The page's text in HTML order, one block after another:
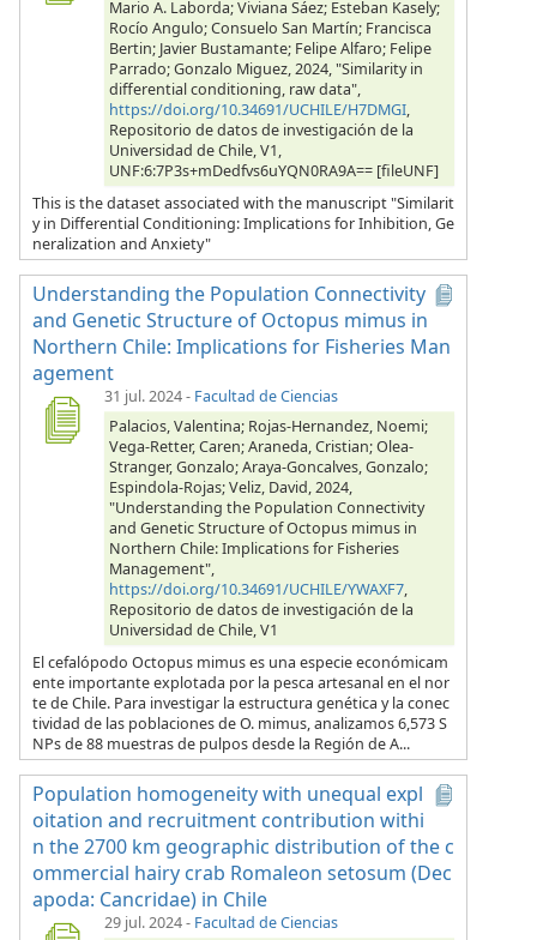
Mario A. Laborda; Viviana Sáez; Esteban Kasely;
Rocío Angulo; Consuelo San Martín; Francisca
Bertin; Javier Bustamante; Felipe Alfaro; Felipe
Parrado; Gonzalo Miguez, 2024, "Similarity in
differential conditioning, raw data",
https://doi.org/10.34691/UCHILE/H7DMGI,
Repositorio de datos de investigación de la
Universidad de Chile, V1,
UNF:6:7P3s+mDedfvs6uYQN0RA9A== [fileUNF]
This is the dataset associated with the manuscript "Similarit
y in Differential Conditioning: Implications for Inhibition, Ge
neralization and Anxiety"
Understanding the Population Connectivity
and Genetic Structure of Octopus mimus in
Northern Chile: Implications for Fisheries Man
agement
31 jul. 2024- Facultad de Ciencias
Palacios, Valentina; Rojas-Hernandez, Noemi;
Vega-Retter, Caren; Araneda, Cristian; Olea-
Stranger, Gonzalo; Araya-Goncalves, Gonzalo;
Espindola-Rojas; Veliz, David, 2024,
"Understanding the Population Connectivity
and Genetic Structure of Octopus mimus in
Northern Chile: Implications for Fisheries
Management",
https://doi.org/10.34691/UCHILE/YWAXF7,
Repositorio de datos de investigación de la
Universidad de Chile, V1
El cefalópodo Octopus mimus es una especie económicam
ente importante explotada por la pesca artesanal en el nor
te de Chile. Para investigar la estructura genética y la conec
tividad de las poblaciones de O. mimus, analizamos 6,573 S
NPs de 88 muestras de pulpos desde la Región de A...
Population homogeneity with unequal expl
oitation and recruitment contribution withi
n the 2700 km geographic distribution of the c
ommercial hairy crab Romaleon setosum (Dec
apoda: Cancridae) in Chile
29 jul. 2024- Facultad de Ciencias